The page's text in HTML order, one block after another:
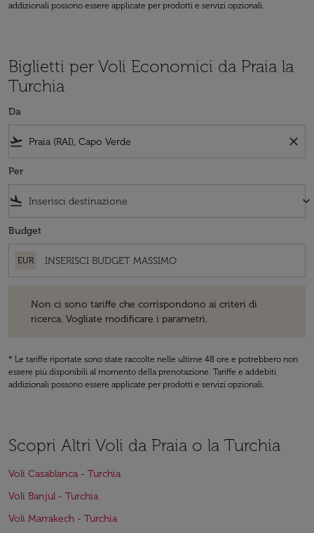
addizionali possono essere applicate per prodotti e servizi opzionali.
Biglietti per Voli Economici da Praia la
Turchia
Da
flight_takeoff close
Per
flight_land keyboard_arrow_down
Budget
EUR
Non ci sono tariffe che corrispondono ai criteri di
ricerca. Vogliate modificare i parametri.
* Le tariffe riportate sono state raccolte nelle ultime 48 ore e potrebbero non
essere più disponibili al momento della prenotazione. Tariffe e addebiti
addizionali possono essere applicate per prodotti e servizi opzionali.
Scopri Altri Voli da Praia o la Turchia
Voli Casablanca - Turchia
Voli Banjul - Turchia
Voli Marrakech - Turchia